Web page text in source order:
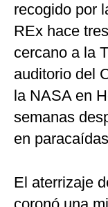
recogido por
REx hace
cercano a la
auditorio del
la NASA en
semanas
en
El aterrizaje